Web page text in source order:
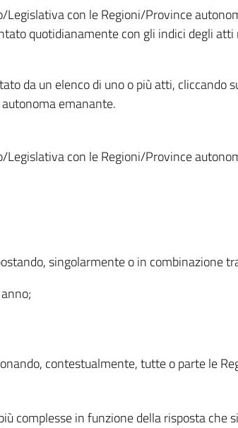
Legislativa con le Regioni/Province
quotidianamente con gli indici degli
da un elenco di uno o più atti,
emanante.
Legislativa con le Regioni/Province
singolarmente o in combinazione
contestualmente, tutte o parte le
complesse in funzione della risposta che